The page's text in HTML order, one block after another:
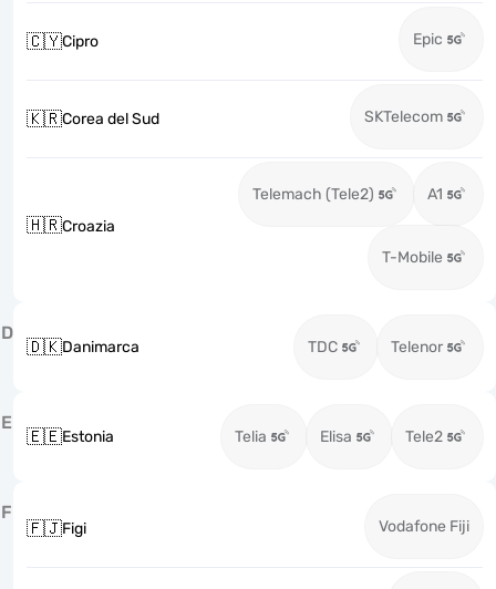
🇨🇾Cipro Epic
🇰🇷Corea del Sud SKTelecom
🇭🇷Croazia
Telemach (Tele2) A1
T-Mobile
D
🇩🇰Danimarca TDC Telenor
E
🇪🇪Estonia Telia Elisa Tele2
F
🇫🇯Figi Vodafone Fiji